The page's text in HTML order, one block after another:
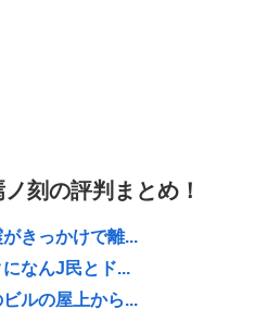
刻の評判まとめ！
がきっかけで離...
になんJ民とド...
ルの屋上から...